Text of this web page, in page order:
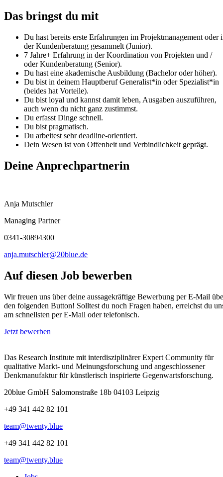
Das bringst du mit
Du hast bereits erste Erfahrungen im Projektmanagement oder
der Kundenberatung gesammelt (Junior).
7 Jahre+ Erfahrung in der Koordination von Projekten und /
oder Kundenberatung (Senior).
Du hast eine akademische Ausbildung (Bachelor oder höher).
Du bist in deinem Hauptberuf Generalist*in oder Spezialist*in
(beides hat Vorteile).
Du bist loyal und kannst damit leben, Ausgaben auszuführen,
auch wenn du nicht ganz zustimmst.
Du erfasst Dinge schnell.
Du bist pragmatisch.
Du arbeitest sehr deadline-orientiert.
Dein Wesen ist von Offenheit und Verbindlichkeit geprägt.
Deine Anprechpartnerin
Anja Mutschler
Managing Partner
0341-30894300
anja.mutschler@20blue.de
Auf diesen Job bewerben
Wir freuen uns über deine aussagekräftige Bewerbung per E-Mail
den folgenden Button! Solltest du noch Fragen haben, erreichst du
am schnellsten per E-Mail oder telefonisch.
Jetzt bewerben
Das Research Institute mit interdisziplinärer Expert Community für
qualitative Markt- und Meinungsforschung und angeschlossener
Denkmanufaktur für künstlerisch inspirierte Gegenwartsforschung.
20blue GmbH Salomonstraße 18b 04103 Leipzig
+49 341 442 82 101
team@twenty.blue
+49 341 442 82 101
team@twenty.blue